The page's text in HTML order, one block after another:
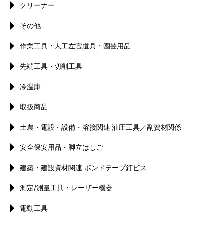
クリーナー
その他
作業工具・大工左官道具・園芸用品
先端工具・切削工具
冷温庫
取扱商品
土農・電設・設備・溶接関連 油圧工具／副資材関係
安全保安用品・脚立はしご
建築・建設資材関連 ボンドテープ釘ビス
測定/測量工具・レーザー機器
電動工具